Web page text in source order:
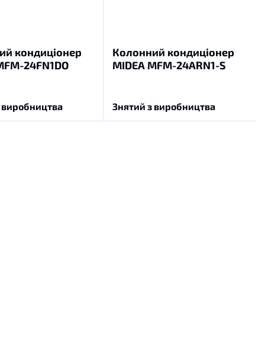
кондиціонер
24FN1DO
виробництва
Колонний кондиціонер
MIDEA MFM-24ARN1-S
Знятий з виробництва